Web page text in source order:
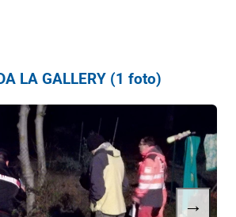
LA GALLERY (1 foto)
→